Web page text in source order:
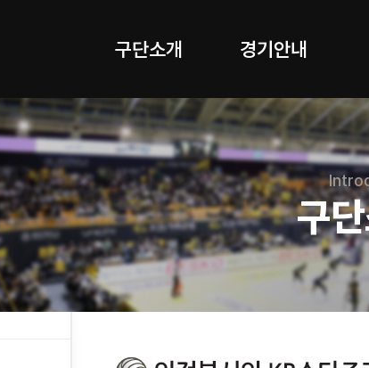
구단소개 경기안내